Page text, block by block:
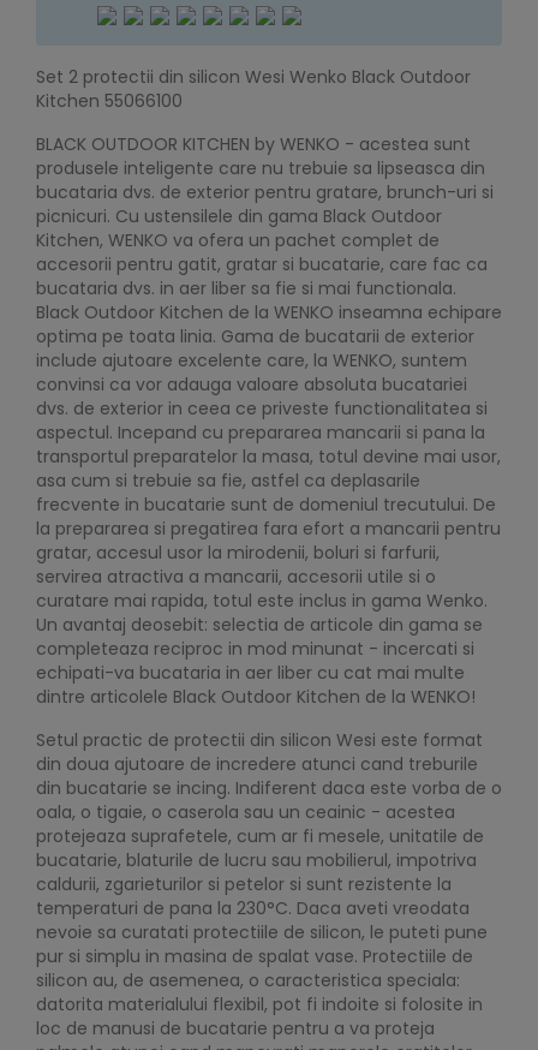
Set 2 protectii din silicon Wesi Wenko Black Outdoor
Kitchen 55066100
BLACK OUTDOOR KITCHEN by WENKO - acestea sunt
produsele inteligente care nu trebuie sa lipseasca din
bucataria dvs. de exterior pentru gratare, brunch-uri si
picnicuri. Cu ustensilele din gama Black Outdoor
Kitchen, WENKO va ofera un pachet complet de
accesorii pentru gatit, gratar si bucatarie, care fac ca
bucataria dvs. in aer liber sa fie si mai functionala.
Black Outdoor Kitchen de la WENKO inseamna echipare
optima pe toata linia. Gama de bucatarii de exterior
include ajutoare excelente care, la WENKO, suntem
convinsi ca vor adauga valoare absoluta bucatariei
dvs. de exterior in ceea ce priveste functionalitatea si
aspectul. Incepand cu prepararea mancarii si pana la
transportul preparatelor la masa, totul devine mai usor,
asa cum si trebuie sa fie, astfel ca deplasarile
frecvente in bucatarie sunt de domeniul trecutului. De
la prepararea si pregatirea fara efort a mancarii pentru
gratar, accesul usor la mirodenii, boluri si farfurii,
servirea atractiva a mancarii, accesorii utile si o
curatare mai rapida, totul este inclus in gama Wenko.
Un avantaj deosebit: selectia de articole din gama se
completeaza reciproc in mod minunat - incercati si
echipati-va bucataria in aer liber cu cat mai multe
dintre articolele Black Outdoor Kitchen de la WENKO!
Setul practic de protectii din silicon Wesi este format
din doua ajutoare de incredere atunci cand treburile
din bucatarie se incing. Indiferent daca este vorba de o
oala, o tigaie, o caserola sau un ceainic - acestea
protejeaza suprafetele, cum ar fi mesele, unitatile de
bucatarie, blaturile de lucru sau mobilierul, impotriva
caldurii, zgarieturilor si petelor si sunt rezistente la
temperaturi de pana la 230°C. Daca aveti vreodata
nevoie sa curatati protectiile de silicon, le puteti pune
pur si simplu in masina de spalat vase. Protectiile de
silicon au, de asemenea, o caracteristica speciala:
datorita materialului flexibil, pot fi indoite si folosite in
loc de manusi de bucatarie pentru a va proteja